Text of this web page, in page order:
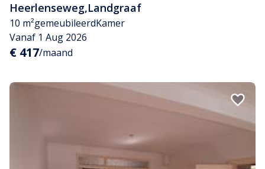
Heerlenseweg,Landgraaf
10 m²gemeubileerdKamer
Vanaf 1 Aug 2026
€ 417/maand